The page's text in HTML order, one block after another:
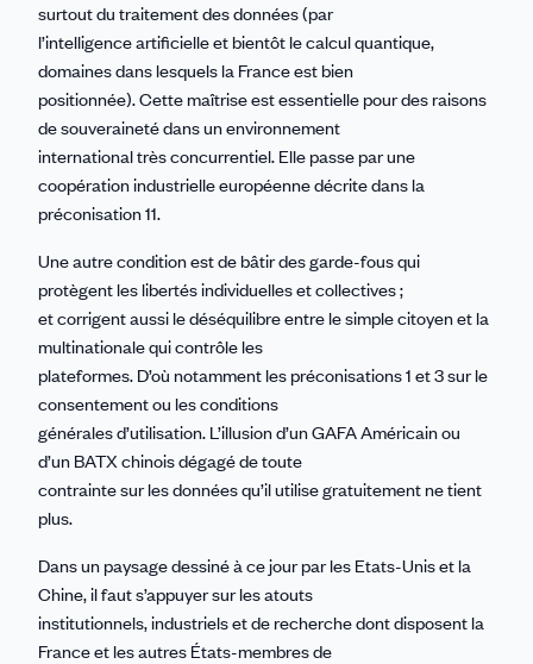
surtout du traitement des données (par
l’intelligence artificielle et bientôt le calcul quantique,
domaines dans lesquels la France est bien
positionnée). Cette maîtrise est essentielle pour des raisons
de souveraineté dans un environnement
international très concurrentiel. Elle passe par une
coopération industrielle européenne décrite dans la
préconisation 11.
Une autre condition est de bâtir des garde-fous qui
protègent les libertés individuelles et collectives ;
et corrigent aussi le déséquilibre entre le simple citoyen et la
multinationale qui contrôle les
plateformes. D’où notamment les préconisations 1 et 3 sur le
consentement ou les conditions
générales d’utilisation. L’illusion d’un GAFA Américain ou
d’un BATX chinois dégagé de toute
contrainte sur les données qu’il utilise gratuitement ne tient
plus.
Dans un paysage dessiné à ce jour par les Etats-Unis et la
Chine, il faut s’appuyer sur les atouts
institutionnels, industriels et de recherche dont disposent la
France et les autres États-membres de